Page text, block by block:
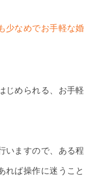
少なめでお手軽な婚
じめられる、お手軽
いますので、ある程
れば操作に迷うこと